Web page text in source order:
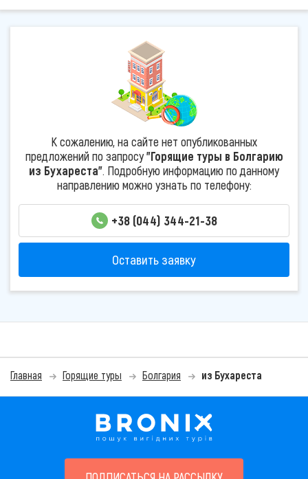
К сожалению, на сайте нет опубликованных
предложений по запросу"Горящие туры в Болгарию
из Бухареста". Подробную информацию по данному
направлению можно узнать по телефону:
+38 (044) 344-21-38
Оставить заявку
Главная Горящие туры Болгария из Бухареста